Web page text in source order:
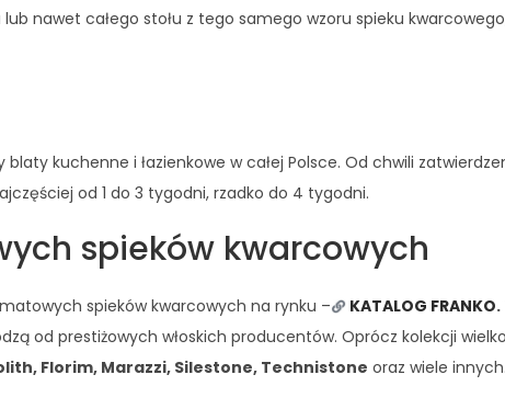
nawet całego stołu z tego samego wzoru spieku
kuchenne i łazienkowe w całej Polsce. Od chwili
od 1 do 3 tygodni, rzadko do 4 tygodni.
spieków kwarcowych
spieków kwarcowych na rynku – KATALOG FRANKO.
od prestiżowych włoskich producentów. Oprócz kolekcji
Florim, Marazzi, Silestone, Technistone oraz wiele innych.